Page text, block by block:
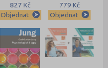
827 Kč
Objednat
779 Kč
Objednat